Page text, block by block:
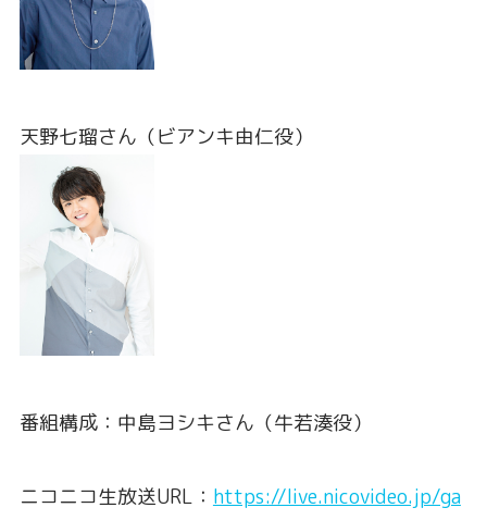
天野七瑠さん（ビアンキ由仁役）
番組構成：中島ヨシキさん（牛若湊役）
ニコニコ生放送URL： https://live.nicovideo.jp/ga